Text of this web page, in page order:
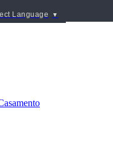
Language ▼